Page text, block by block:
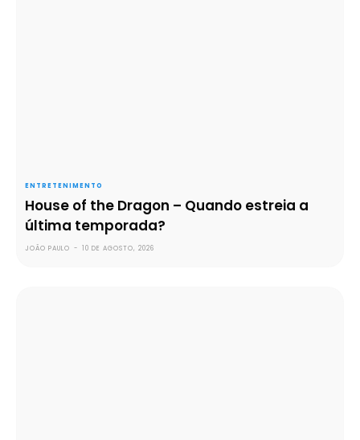
ENTRETENIMENTO
House of the Dragon – Quando estreia a
última temporada?
JOÃO PAULO - 10 DE AGOSTO, 2026